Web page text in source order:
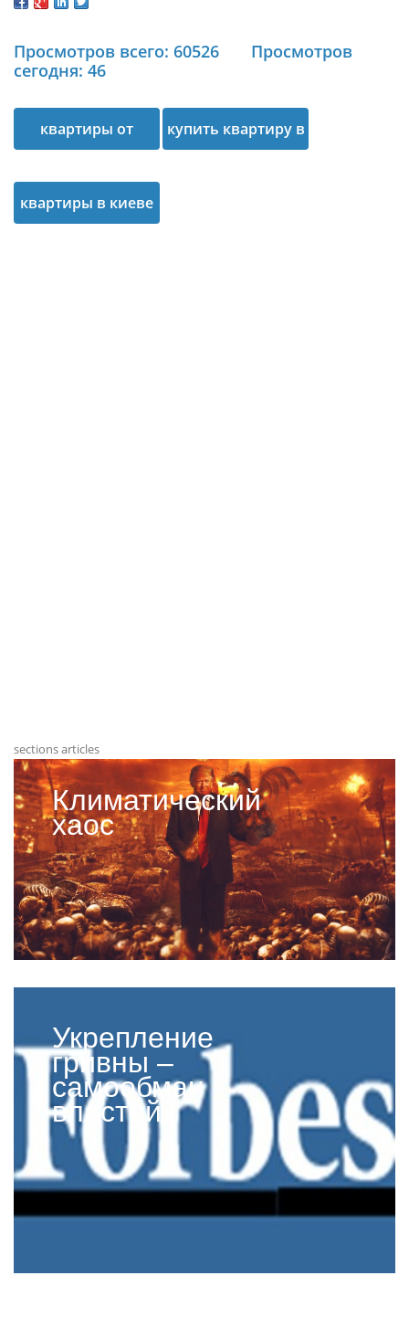
Просмотров всего: 60526
Просмотров
сегодня: 46
квартиры от купить квартиру в
квартиры в киеве
sections articles
Климатический
хаос
Укрепление
гривны –
самообман
властей